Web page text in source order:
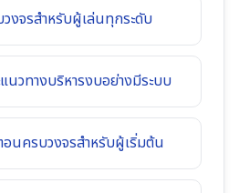
งจรสำหรับผู้เล่นทุกระดับ
นวทางบริหารงบอย่างมีระบบ
นครบวงจรสำหรับผู้เริ่มต้น